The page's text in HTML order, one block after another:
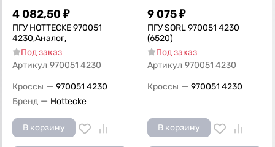
4 082,50 ₽
ПГУ HOTTECKE 970051
4230,Аналог,
Под заказ
Артикул 970051 4230
Кроссы — 970051 4230
Бренд — Hottecke
В корзину
9 075₽
ПГУ SORL 970051 4230
(6520)
Под заказ
Артикул 970051 4230
Кроссы — 970051 4230
В корзину